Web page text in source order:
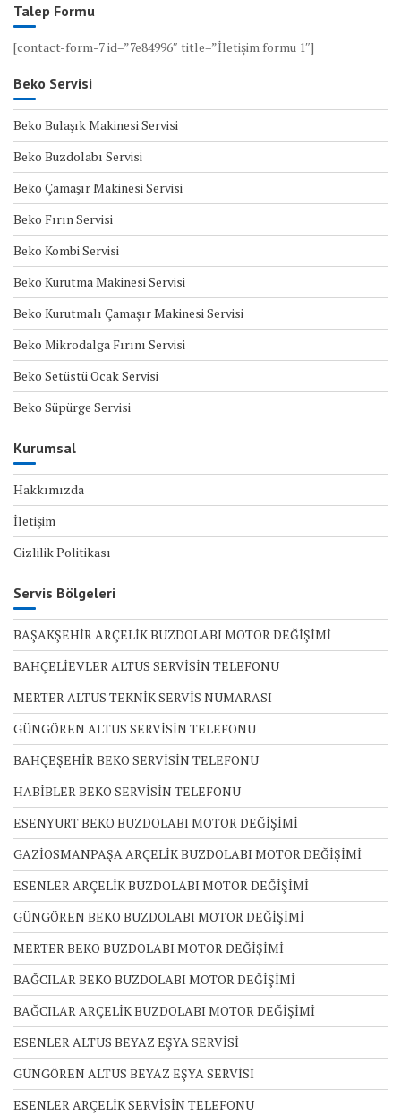
Talep Formu
[contact-form-7 id=”7e84996″ title=”İletişim formu 1″]
Beko Servisi
Beko Bulaşık Makinesi Servisi
Beko Buzdolabı Servisi
Beko Çamaşır Makinesi Servisi
Beko Fırın Servisi
Beko Kombi Servisi
Beko Kurutma Makinesi Servisi
Beko Kurutmalı Çamaşır Makinesi Servisi
Beko Mikrodalga Fırını Servisi
Beko Setüstü Ocak Servisi
Beko Süpürge Servisi
Kurumsal
Hakkımızda
İletişim
Gizlilik Politikası
Servis Bölgeleri
BAŞAKŞEHİR ARÇELİK BUZDOLABI MOTOR DEĞİŞİMİ
BAHÇELİEVLER ALTUS SERVİSİN TELEFONU
MERTER ALTUS TEKNİK SERVİS NUMARASI
GÜNGÖREN ALTUS SERVİSİN TELEFONU
BAHÇEŞEHİR BEKO SERVİSİN TELEFONU
HABİBLER BEKO SERVİSİN TELEFONU
ESENYURT BEKO BUZDOLABI MOTOR DEĞİŞİMİ
GAZİOSMANPAŞA ARÇELİK BUZDOLABI MOTOR DEĞİŞİMİ
ESENLER ARÇELİK BUZDOLABI MOTOR DEĞİŞİMİ
GÜNGÖREN BEKO BUZDOLABI MOTOR DEĞİŞİMİ
MERTER BEKO BUZDOLABI MOTOR DEĞİŞİMİ
BAĞCILAR BEKO BUZDOLABI MOTOR DEĞİŞİMİ
BAĞCILAR ARÇELİK BUZDOLABI MOTOR DEĞİŞİMİ
ESENLER ALTUS BEYAZ EŞYA SERVİSİ
GÜNGÖREN ALTUS BEYAZ EŞYA SERVİSİ
ESENLER ARÇELİK SERVİSİN TELEFONU